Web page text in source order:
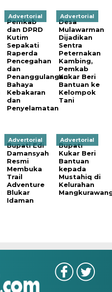
Advertorial
Pemkab
dan DPRD
Kutim
Sepakati
Raperda
Pencegahan
dan
Penanggulangan
Bahaya
Kebakaran
dan
Penyelamatan
Advertorial
Desa
Mulawarman
Dijadikan
Sentra
Peternakan
Kambing,
Pemkab
Kukar Beri
Bantuan ke
Kelompok
Tani
Advertorial
Bupati Edi
Damansyah
Resmi
Membuka
Trail
Adventure
Blukar
Idaman
Advertorial
Bupati
Kukar Beri
Bantuan
kepada
Mustahiq di
Kelurahan